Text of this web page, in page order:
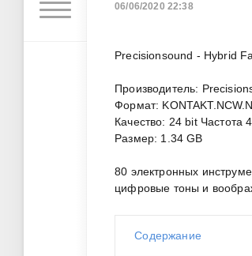
06/06/2020 22:38
Precisionsound - Hybrid
Производитель:
Формат:
Качество: 24 bit Частота
Размер: 1.34 GB
80 электронных
цифровые тоны и
Содержание